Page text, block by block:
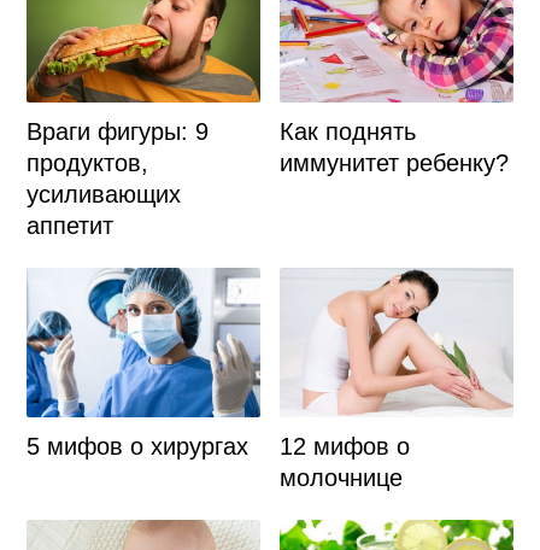
Враги фигуры: 9
продуктов,
усиливающих
аппетит
Как поднять
иммунитет ребенку?
5 мифов о хирургах
12 мифов о
молочнице